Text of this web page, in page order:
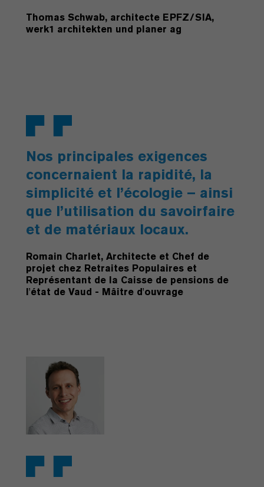
Thomas Schwab, architecte EPFZ/SIA,
werk1 architekten und planer ag
Nos principales exigences
concernaient la rapidité, la
simplicité et l’écologie – ainsi
que l’utilisation du savoirfaire
et de matériaux locaux.
Romain Charlet, Architecte et Chef de
projet chez Retraites Populaires et
Représentant de la Caisse de pensions de
l'état de Vaud - Mâitre d'ouvrage